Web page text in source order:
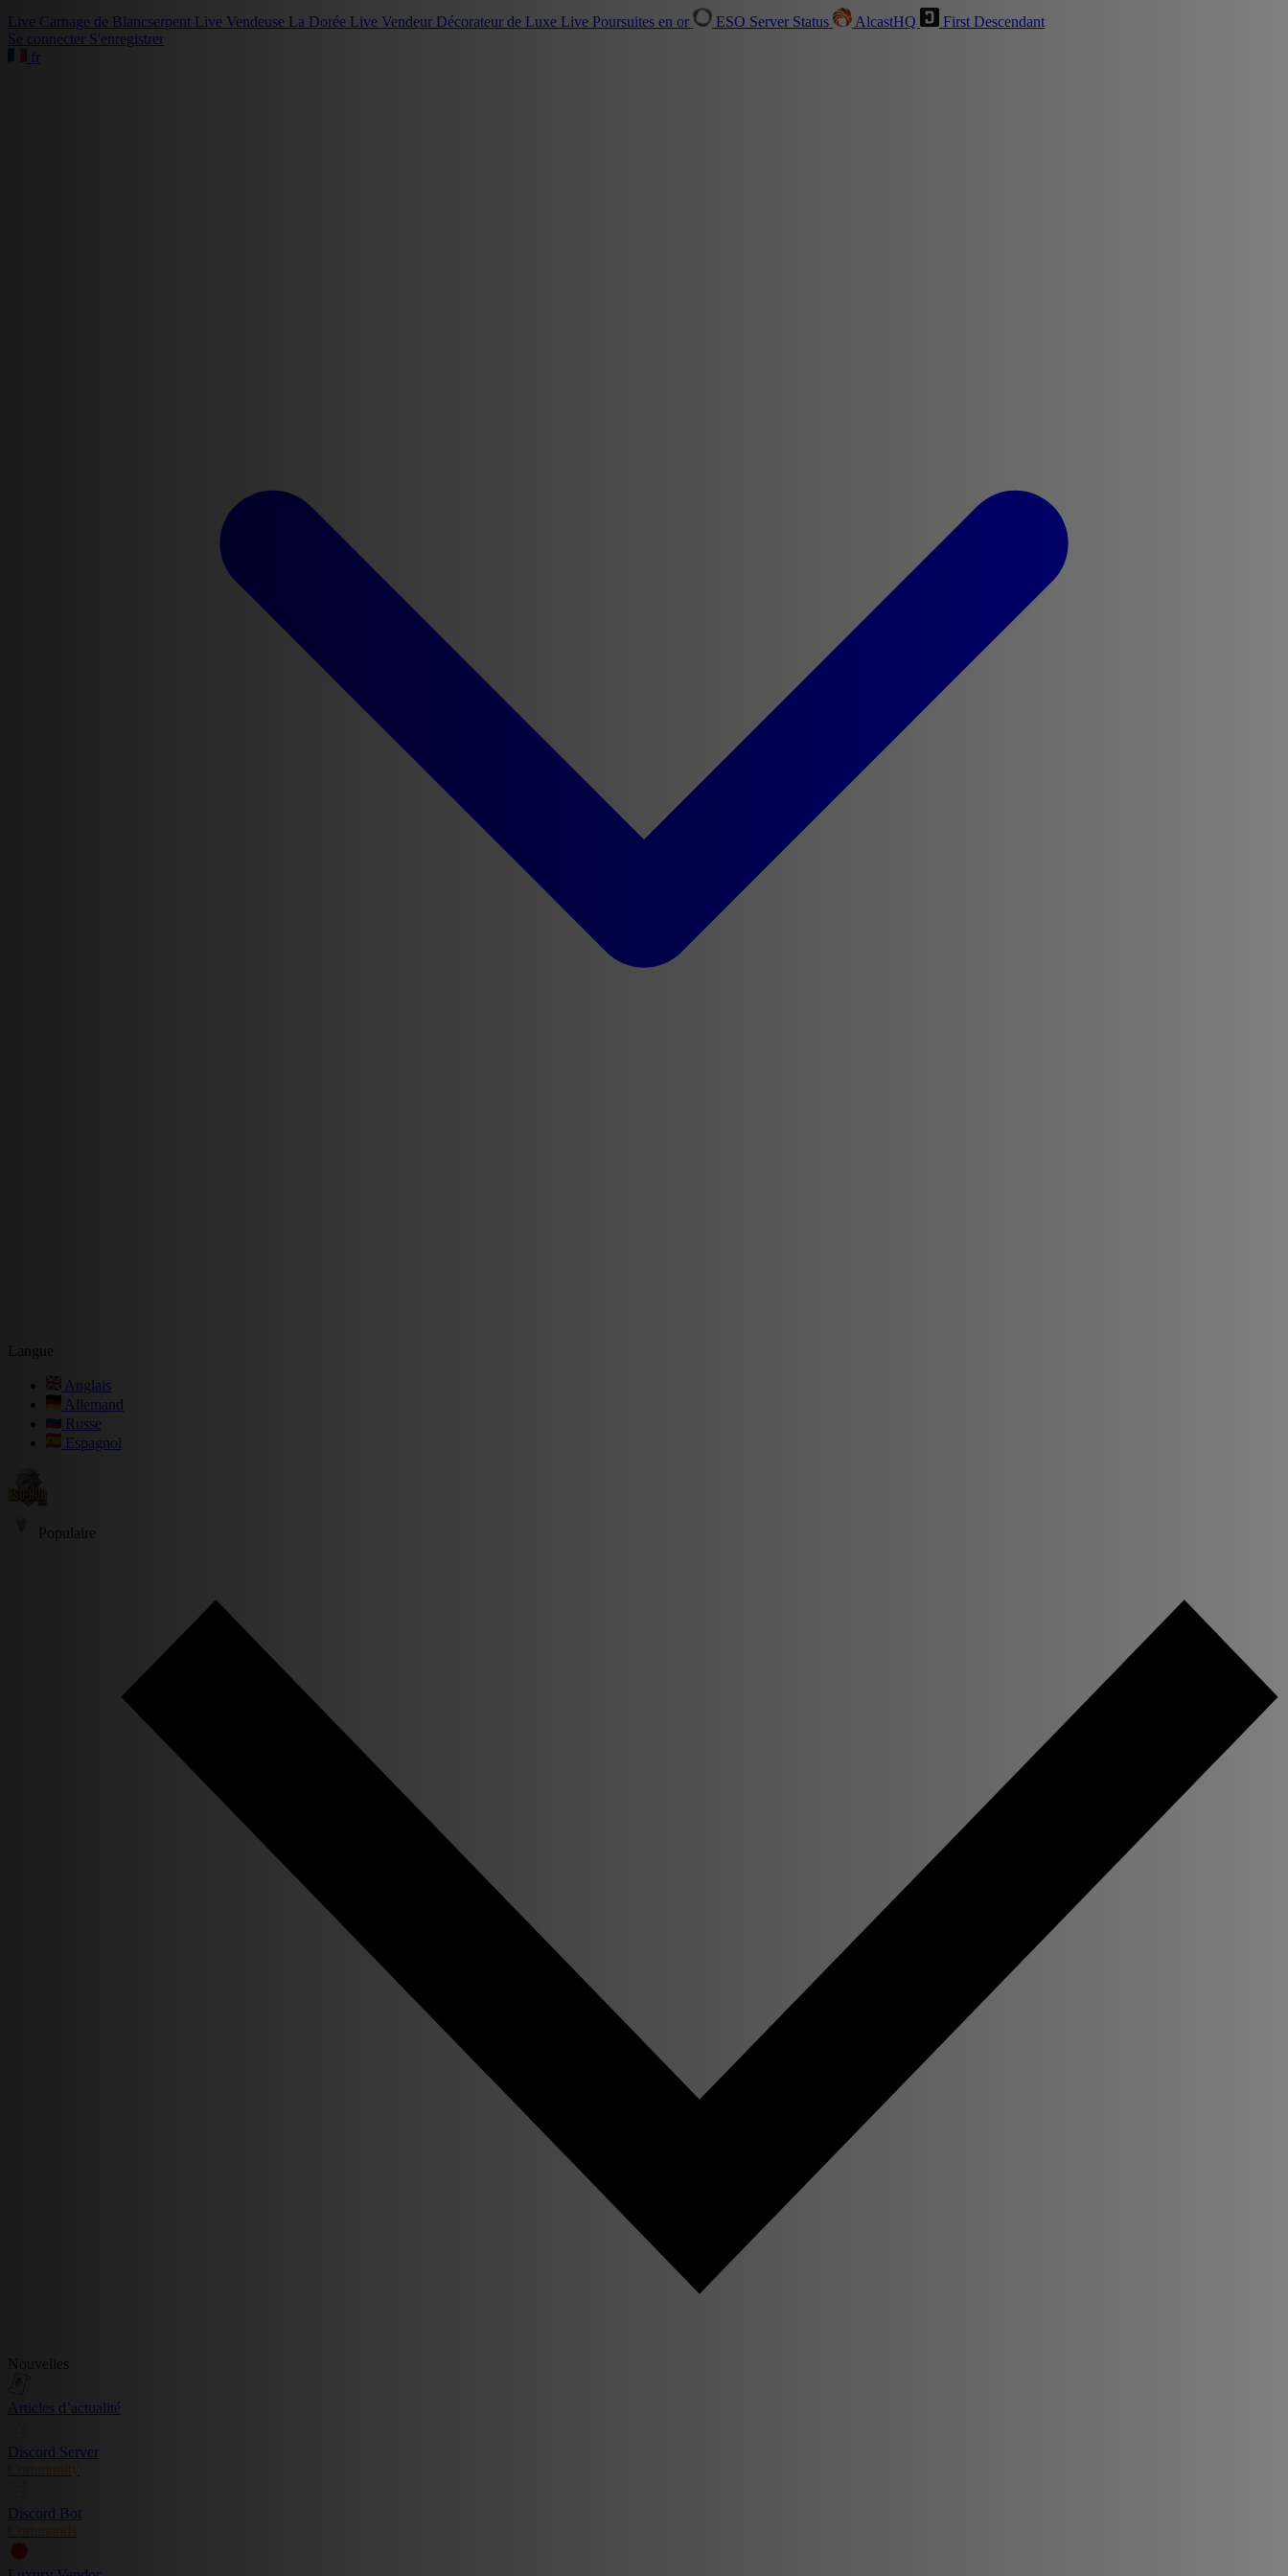
Live Carnage de Blancserpent Live Vendeuse La Dorée Live Vendeur Décorateur de Luxe Live Poursuites en or ESO Server Status AlcastHQ
First Descendant
Se connecter S'enregistrer
fr
Langue
Anglais
Allemand
Russe
Espagnol
Populaire
Nouvelles
Articles d’actualité
Discord Server
Community
Discord Bot